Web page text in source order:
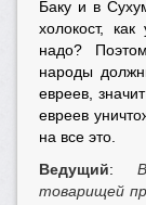
Баку и в
холокост,
надо?
народы
евреев,
евреев
на все это.
Ведущий:
товарищей